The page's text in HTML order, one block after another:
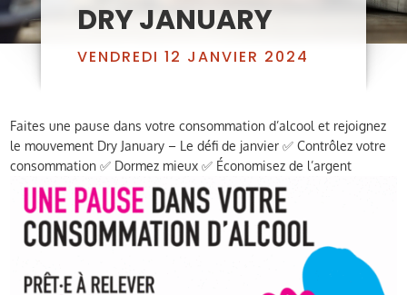
DRY JANUARY
VENDREDI 12 JANVIER 2024
Faites une pause dans votre consommation d’alcool et rejoignez
le mouvement Dry January – Le défi de janvier ✅ Contrôlez votre
consommation ✅ Dormez mieux ✅ Économisez de l’argent